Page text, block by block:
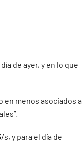
de ayer, y en lo que
en menos asociados a
y para el día de